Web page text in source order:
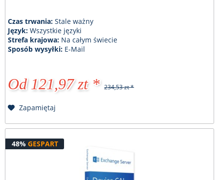
Czas trwania:Stale ważny
Język:Wszystkie języki
Strefa krajowa: Na całym świecie
Sposób wysyłki: E-Mail
Od 121,97 zt * 234,53 zt *
Zapamiętaj
48% GESPART